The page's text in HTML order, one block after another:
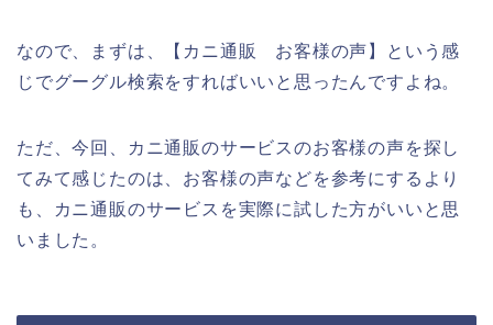
なので、まずは、【カニ通販 お客様の声】という感
じでグーグル検索をすればいいと思ったんですよね。
ただ、今回、カニ通販のサービスのお客様の声を探し
てみて感じたのは、お客様の声などを参考にするより
も、カニ通販のサービスを実際に試した方がいいと思
いました。